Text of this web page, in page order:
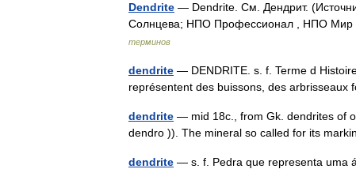
Dendrite — Dendrite. См. Дендрит.
Солнцева; НПО Профессионал , НПО Мир
терминов
dendrite — DENDRITE. s. f. Terme d
représentent des buissons, des
dendrite — mid 18c., from Gk. dendrites of
dendro )). The mineral so called for its
dendrite — s. f. Pedra que representa